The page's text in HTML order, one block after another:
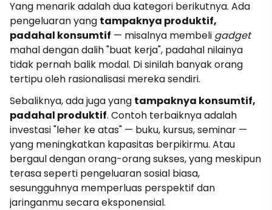
Yang menarik adalah dua kategori berikutnya. Ada
pengeluaran yang tampaknya produktif,
padahal konsumtif — misalnya membeli gadget
mahal dengan dalih "buat kerja", padahal nilainya
tidak pernah balik modal. Di sinilah banyak orang
tertipu oleh rasionalisasi mereka sendiri.
Sebaliknya, ada juga yang tampaknya konsumtif,
padahal produktif. Contoh terbaiknya adalah
investasi "leher ke atas" — buku, kursus, seminar —
yang meningkatkan kapasitas berpikirmu. Atau
bergaul dengan orang-orang sukses, yang meskipun
terasa seperti pengeluaran sosial biasa,
sesungguhnya memperluas perspektif dan
jaringanmu secara eksponensial.